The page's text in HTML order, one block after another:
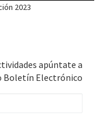
2023
apúntate a
Boletín Electrónico